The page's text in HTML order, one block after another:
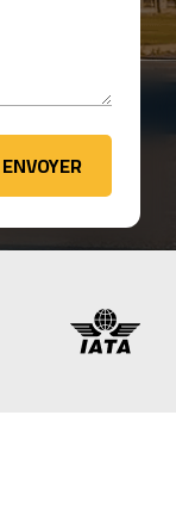
ENVOYER
ENVOYER